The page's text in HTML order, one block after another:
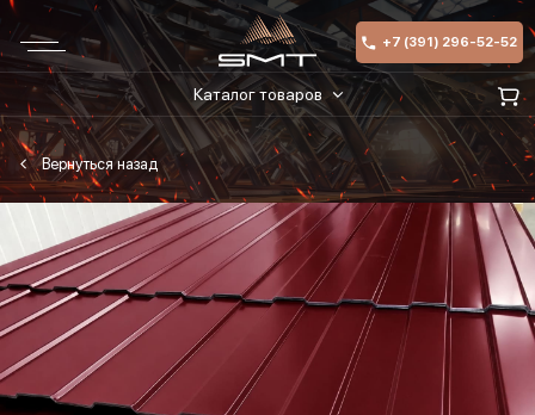
+7 (391) 296-52-52
Каталог товаров